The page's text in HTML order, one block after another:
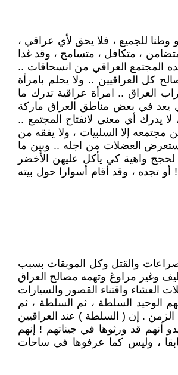
وطنا للجميع ، فلا يحق لأي عراقي ،
، متكافل ، متسامح ، وقد غدا
المجتمع العراقي من انسحاقات ..
كل العراقيين .. ولا يحلم بامرأة
العراق .. امرأة عراقية تدرك ما
يعد في بعض مناطق العراق ماركة
أي معنى لانفتاح المجتمع ..
مجتمعه إلا السلبيات ، ولا يفقه من
يستعرض العضلات من اجله .. وبين ما
واهية كي يأكل عليهن الأخضر
تجده ، وقد أقام أسوارا حول بيته
والقتل وكل الموبقات بسبب
وغير مراوغ وتهمه مصالح العراق
العشاء واقتناء القصور والسيارات
، وما أكثرهم ، فان همهم الوحيد السلطة ، ثم السلطة ، ثم
. إن ( السلطة ) عند العراقيين
قد ورثوها في جيناتهم ! إنهم
، وليس كما عرفوها في ساحات